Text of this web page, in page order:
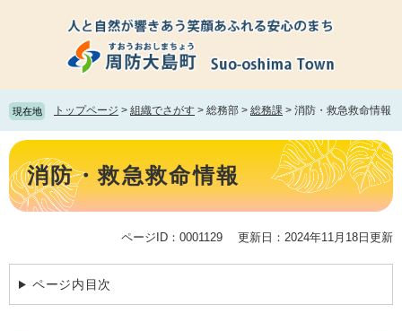
頭
で
す。
飛
ば
て
本
文
現在地 トップページ > 組織でさがす > 総務部 > 総務課 > 消防・救急救命情報
本
文 消防・救急救命情報
ページID：0001129 更新日：2024年11月18日更新
ページ内目次